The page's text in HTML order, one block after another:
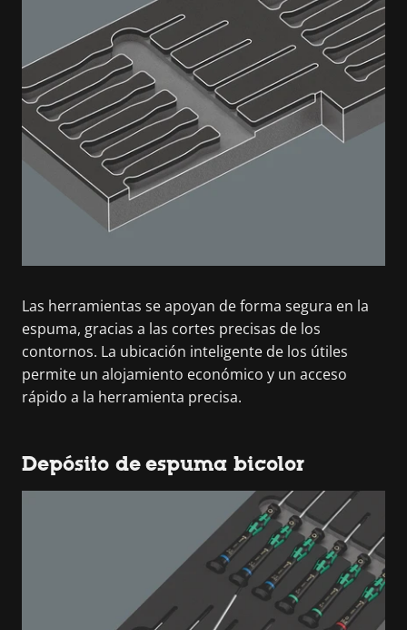
Las herramientas se apoyan de forma segura en la
espuma, gracias a las cortes precisas de los
contornos. La ubicación inteligente de los útiles
permite un alojamiento económico y un acceso
rápido a la herramienta precisa.
Depósito de espuma bicolor